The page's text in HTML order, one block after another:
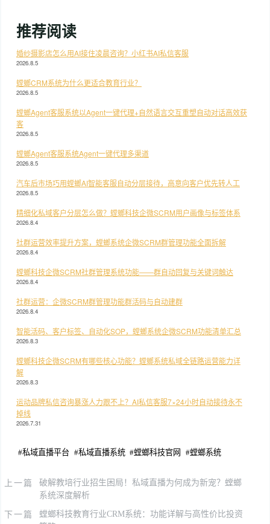
推荐阅读
婚纱摄影店怎么用AI接住凌晨咨询？小红书AI私信客服
2026.8.5
螳螂CRM系统为什么更适合教育行业？
2026.8.5
螳螂Agent客服系统以Agent一键代理+自然语言交互重塑自动对话高效获
客
2026.8.5
螳螂Agent客服系统Agent一键代理多渠道
2026.8.5
汽车后市场巧用螳螂AI智能客服自动分层接待，高意向客户优先转人工
2026.8.5
精细化私域客户分层怎么做？螳螂科技企微SCRM用户画像与标签体系
2026.8.4
社群运营效率提升方案，螳螂系统企微SCRM群管理功能全面拆解
2026.8.4
螳螂科技企微SCRM社群管理系统功能——群自动回复与关键词触达
2026.8.4
社群运营：企微SCRM群管理功能群活码与自动建群
2026.8.4
智能活码、客户标签、自动化SOP，螳螂系统企微SCRM功能清单汇总
2026.8.3
螳螂科技企微SCRM有哪些核心功能？螳螂系统私域全链路运营能力详
解
2026.8.3
运动品牌私信咨询暴涨人力跟不上？AI私信客服7×24小时自动接待永不
掉线
2026.7.31
#私域直播平台 #私域直播系统 #螳螂科技官网 #螳螂系统
上一篇
破解教培行业招生困局！私域直播为何成为新宠？螳螂
系统深度解析
下一篇
螳螂科技教育行业CRM系统：功能详解与高性价比投资